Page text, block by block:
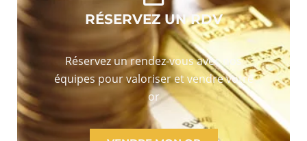
RÉSERVEZ UN RDV
Réservez un rendez-vous avec nos
équipes pour valoriser et vendre votre
or